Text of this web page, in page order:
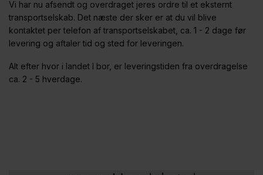
Vi har nu afsendt og overdraget jeres ordre til et eksternt
transportselskab. Det næste der sker er at du vil blive
kontaktet per telefon af transportselskabet, ca. 1 - 2 dage før
levering og aftaler tid og sted for leveringen.
Alt efter hvor i landet I bor, er leveringstiden fra overdragelse
ca. 2 - 5 hverdage.